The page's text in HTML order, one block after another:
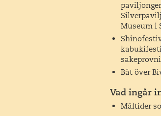
Museum i
Båt över
Vad ingår
Måltider